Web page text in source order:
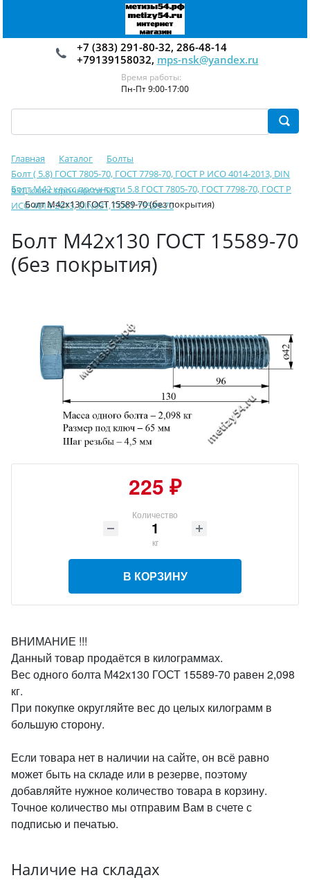
+7 (383) 291-80-32, 286-48-14
+79139158032, mps-nsk@yandex.ru
Время работы:
Пн-Пт 9:00-17:00
Главная Каталог
Болты
Болт ( 5.8) ГОСТ 7805-70, ГОСТ 7798-70, ГОСТ Р ИСО 4014-2013, DIN
931, класс прочности 5.8
Болт М42 класс прочности 5.8 ГОСТ 7805-70, ГОСТ 7798-70, ГОСТ Р
ИСО 4014-2013, DIN931, ГОСТ 15589-70
Болт М42х130 ГОСТ 15589-70 (без покрытия)
Болт М42х130 ГОСТ 15589-70
(без покрытия)
225 ₽
Количество
кг
В КОРЗИНУ
ВНИМАНИЕ !!!
Данный товар продаётся в килограммах.
Вес одного болта М42х130 ГОСТ 15589-70 равен 2,098
кг.
При покупке округляйте вес до целых килограмм в
большую сторону.
Если товара нет в наличии на сайте, он всё равно
может быть на складе или в резерве, поэтому
добавляйте нужное количество товара в корзину.
Точное количество мы отправим Вам в счете с
подписью и печатью.
Наличие на складах